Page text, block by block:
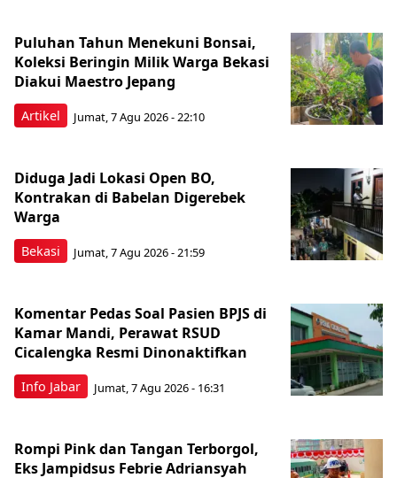
Artikel
Puluhan Tahun Menekuni Bonsai,
Koleksi Beringin Milik Warga Bekasi
Diakui Maestro Jepang
Jumat, 7 Agu 2026 - 22:10
Bekasi
Diduga Jadi Lokasi Open BO,
Kontrakan di Babelan Digerebek
Warga
Jumat, 7 Agu 2026 - 21:59
Info Jabar
Komentar Pedas Soal Pasien BPJS di
Kamar Mandi, Perawat RSUD
Cicalengka Resmi Dinonaktifkan
Jumat, 7 Agu 2026 - 16:31
Rompi Pink dan Tangan Terborgol,
Eks Jampidsus Febrie Adriansyah